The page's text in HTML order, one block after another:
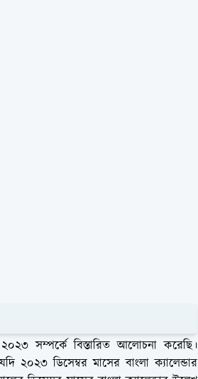
সম্পর্কে বিস্তারিত আলোচনা করেছি।
২০২৩ ডিসেম্বর মাসের বাংলা ক্যালেন্ডার